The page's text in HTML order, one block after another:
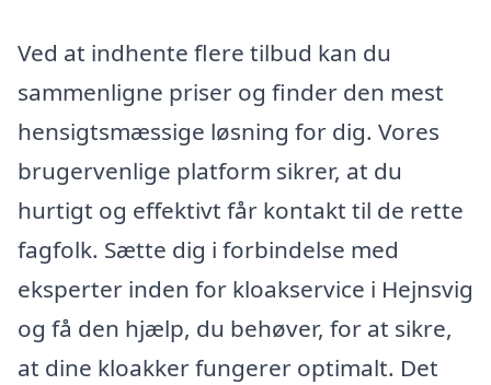
Ved at indhente flere tilbud kan du
sammenligne priser og finder den mest
hensigtsmæssige løsning for dig. Vores
brugervenlige platform sikrer, at du
hurtigt og effektivt får kontakt til de rette
fagfolk. Sætte dig i forbindelse med
eksperter inden for kloakservice i Hejnsvig
og få den hjælp, du behøver, for at sikre,
at dine kloakker fungerer optimalt. Det